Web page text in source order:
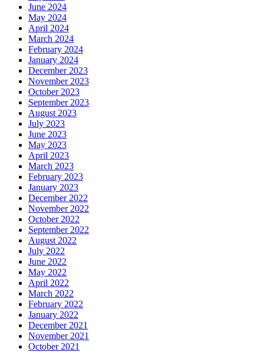
June 2024
May 2024
April 2024
March 2024
February 2024
January 2024
December 2023
November 2023
October 2023
September 2023
August 2023
July 2023
June 2023
May 2023
April 2023
March 2023
February 2023
January 2023
December 2022
November 2022
October 2022
September 2022
August 2022
July 2022
June 2022
May 2022
April 2022
March 2022
February 2022
January 2022
December 2021
November 2021
October 2021